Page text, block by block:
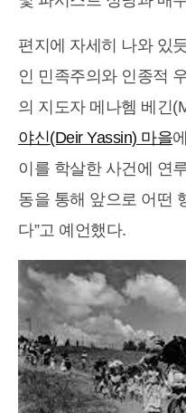
편지에 자세히 나와 있
인 민족주의와 인종적
의 지도자 메나헴 베긴
야신(Deir Yassin) 마을
이를 학살한 사건에 연
동을 통해 앞으로 어떤
다”고 예언했다.